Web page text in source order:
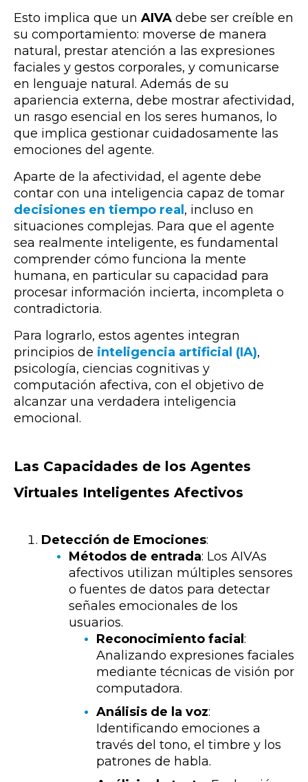
Esto implica que un AIVA debe ser creíble en
su comportamiento: moverse de manera
natural, prestar atención a las expresiones
faciales y gestos corporales, y comunicarse
en lenguaje natural. Además de su
apariencia externa, debe mostrar afectividad,
un rasgo esencial en los seres humanos, lo
que implica gestionar cuidadosamente las
emociones del agente.
Aparte de la afectividad, el agente debe
contar con una inteligencia capaz de tomar
decisiones en tiempo real , incluso en
situaciones complejas. Para que el agente
sea realmente inteligente, es fundamental
comprender cómo funciona la mente
humana, en particular su capacidad para
procesar información incierta, incompleta o
contradictoria.
Para lograrlo, estos agentes integran
principios de inteligencia artificial (IA),
psicología, ciencias cognitivas y
computación afectiva, con el objetivo de
alcanzar una verdadera inteligencia
emocional.
Las Capacidades de los Agentes
Virtuales Inteligentes Afectivos
Detección de Emociones:
Métodos de entrada: Los AIVAs
afectivos utilizan múltiples sensores
o fuentes de datos para detectar
señales emocionales de los
usuarios.
Reconocimiento facial :
Analizando expresiones faciales
mediante técnicas de visión por
computadora.
Análisis de la voz:
Identificando emociones a
través del tono, el timbre y los
patrones de habla.